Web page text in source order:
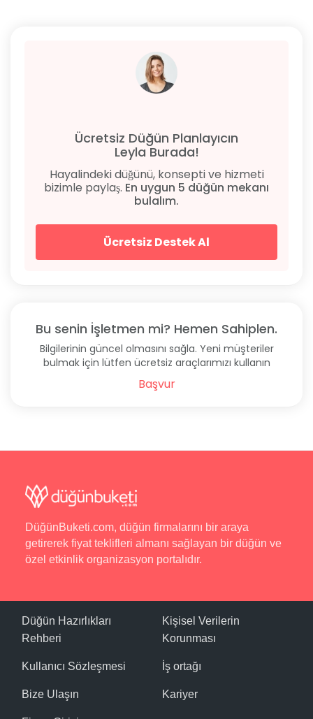
Ücretsiz Düğün Planlayıcın
Leyla Burada!
Hayalindeki düğünü, konsepti ve hizmeti
bizimle paylaş. En uygun 5 düğün mekanı
bulalım.
Ücretsiz Destek Al
Bu senin İşletmen mi? Hemen Sahiplen.
Bilgilerinin güncel olmasını sağla. Yeni müşteriler
bulmak için lütfen ücretsiz araçlarımızı kullanın
Başvur
DüğünBuketi.com, düğün firmalarını bir araya
getirerek fiyat teklifleri almanı sağlayan bir düğün ve
özel etkinlik organizasyon portalıdır.
Düğün Hazırlıkları
Rehberi
Kullanıcı Sözleşmesi
Bize Ulaşın
Kişisel Verilerin
Korunması
İş ortağı
Kariyer